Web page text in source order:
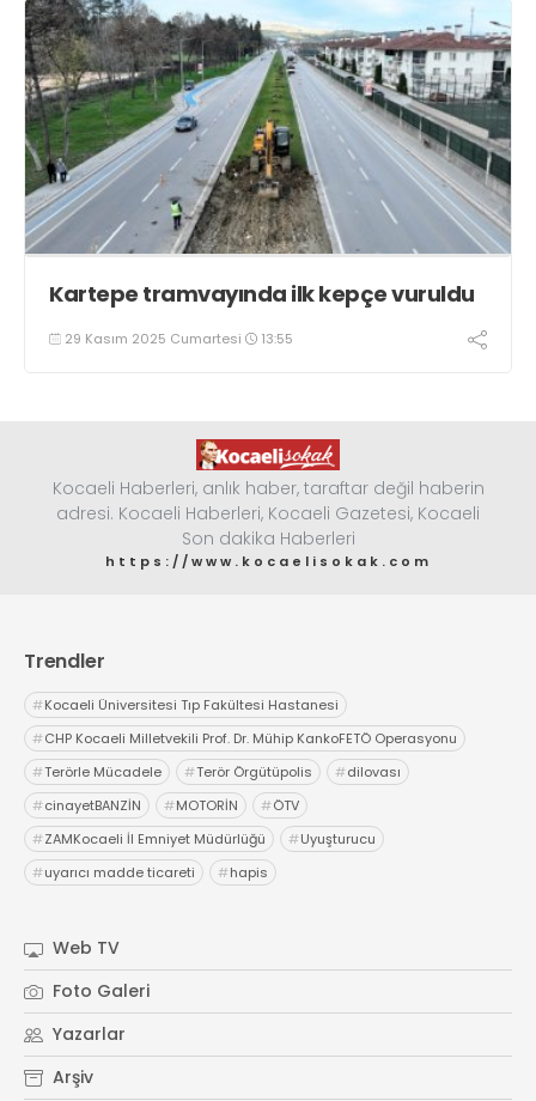
Kartepe tramvayında ilk kepçe vuruldu
29 Kasım 2025 Cumartesi 13:55
Kocaeli Haberleri, anlık haber, taraftar değil haberin
adresi. Kocaeli Haberleri, Kocaeli Gazetesi, Kocaeli
Son dakika Haberleri
https://www.kocaelisokak.com
Trendler
#Kocaeli Üniversitesi Tıp Fakültesi Hastanesi
#CHP Kocaeli Milletvekili Prof. Dr. Mühip KankoFETÖ Operasyonu
#Terörle Mücadele #Terör Örgütüpolis #dilovası
#cinayetBANZİN #MOTORİN #ÖTV
#ZAMKocaeli İl Emniyet Müdürlüğü #Uyuşturucu
#uyarıcı madde ticareti #hapis
Web TV
Foto Galeri
Yazarlar
Arşiv